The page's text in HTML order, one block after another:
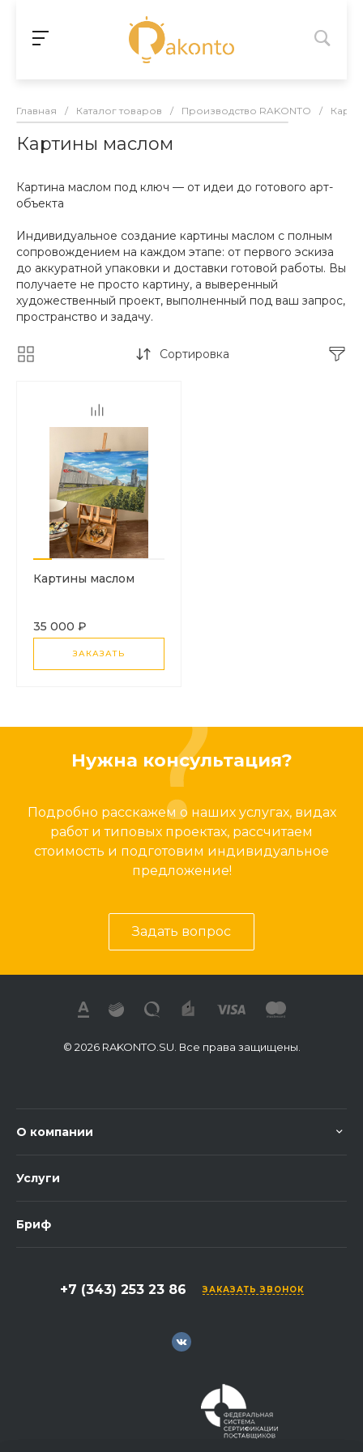
Главная / Каталог товаров / Производство RAKONTO /
Картины маслом
Картина маслом под ключ — от идеи до готового арт-
объекта
Индивидуальное создание картины маслом с полным
сопровождением на каждом этапе: от первого эскиза
до аккуратной упаковки и доставки готовой работы. Вы
получаете не просто картину, а выверенный
художественный проект, выполненный под ваш запрос,
пространство и задачу.
Сортировка
Картины маслом
35 000 ₽
ЗАКАЗАТЬ
Нужна консультация?
Подробно расскажем о наших услугах, видах
работ и типовых проектах, рассчитаем
стоимость и подготовим индивидуальное
предложение!
Задать вопрос
© 2026 RAKONTO.SU. Все права защищены.
О компании
Услуги
Бриф
+7 (343) 253 23 86 ЗАКАЗАТЬ ЗВОНОК